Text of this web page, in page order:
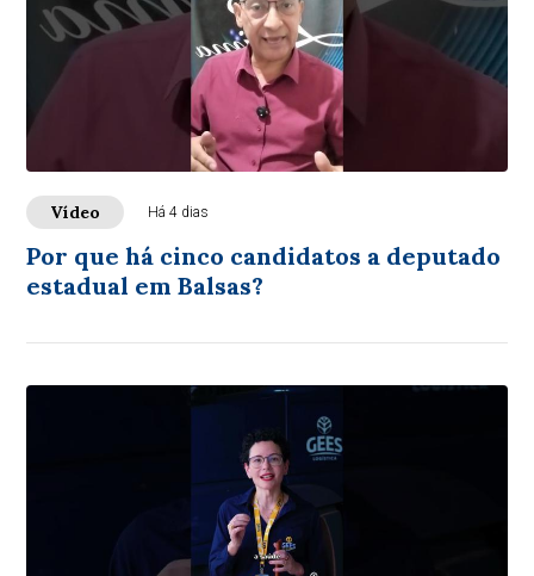
Vídeo Há 4 dias
Por que há cinco candidatos a deputado
estadual em Balsas?